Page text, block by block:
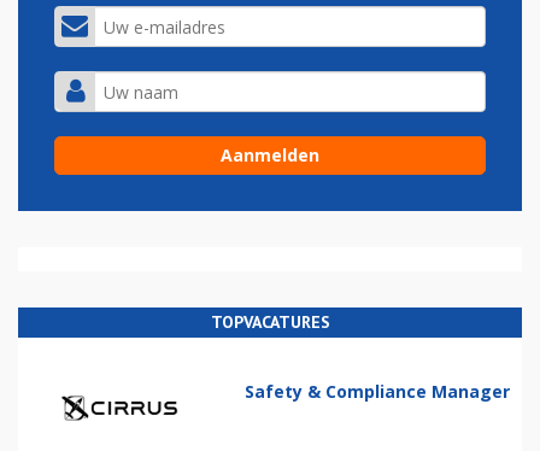
TOPVACATURES
Safety & Compliance Manager